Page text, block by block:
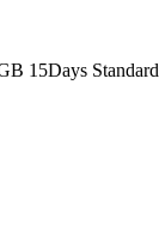
15Days Standard